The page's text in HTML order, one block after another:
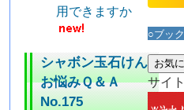
用できますか
シャボン玉石けん
お悩みＱ＆Ａ
No.175
○ブッ
お気
サイ